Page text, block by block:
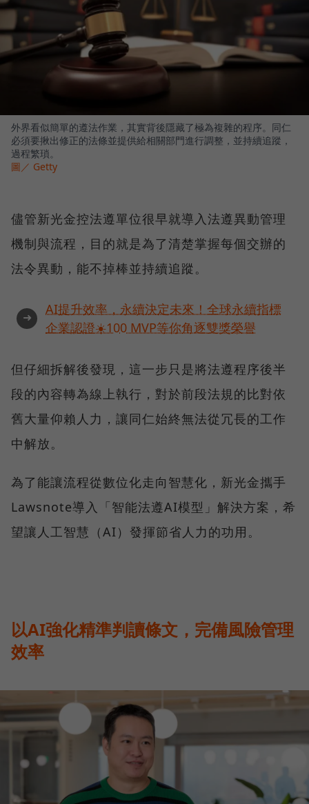
外界看似簡單的遵法作業，其實背後隱藏了極為複雜的程序。同仁
必須要揪出修正的法條並提供給相關部門進行調整，並持續追蹤，
過程繁瑣。
圖／ Getty
儘管新光金控法遵單位很早就導入法遵異動管理
機制與流程，目的就是為了清楚掌握每個交辦的
法令異動，能不掉棒並持續追蹤。
➜
AI提升效率，永續決定未來！全球永續指標
企業認證☀️100 MVP等你角逐雙獎榮譽
但仔細拆解後發現，這一步只是將法遵程序後半
段的內容轉為線上執行，對於前段法規的比對依
舊大量仰賴人力，讓同仁始終無法從冗長的工作
中解放。
為了能讓流程從數位化走向智慧化，新光金攜手
Lawsnote導入「智能法遵AI模型」解決方案，希
望讓人工智慧（AI）發揮節省人力的功用。
以AI強化精準判讀條文，完備風險管理
效率